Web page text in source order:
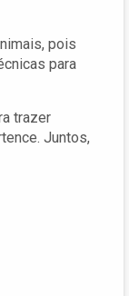
pois
para
trazer
Juntos,